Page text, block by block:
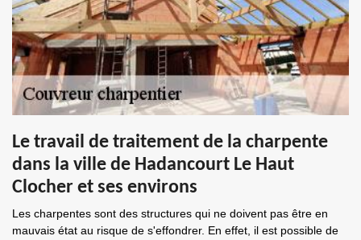
Le travail de traitement de la charpente
dans la ville de Hadancourt Le Haut
Clocher et ses environs
Les charpentes sont des structures qui ne doivent pas être en
mauvais état au risque de s'effondrer. En effet, il est possible de